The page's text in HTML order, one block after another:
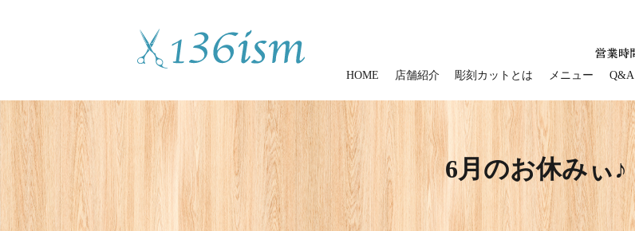
HOME 店舗紹介 彫刻カットとは メニュー Q&A
6月のお休みぃ♪